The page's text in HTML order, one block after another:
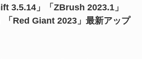
3.5.14」「ZBrush 2023.1」
「Red Giant 2023」最新アップ